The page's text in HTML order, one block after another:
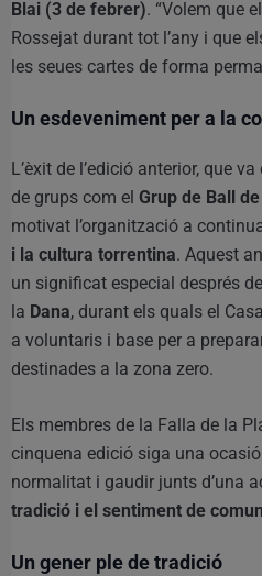
Blai (3 de febrer). “Volem que
Rossejat durant tot l’any i que
les seues cartes de forma
Un esdeveniment per a la
L’èxit de l’edició anterior, que
de grups com el Grup de Ball
motivat l’organització a
i la cultura torrentina. Aquest
un significat especial després
la Dana, durant els quals el
a voluntaris i base per a
destinades a la zona zero.
Els membres de la Falla de la
cinquena edició siga una
normalitat i gaudir junts d’una
tradició i el sentiment de
Un gener ple de tradició